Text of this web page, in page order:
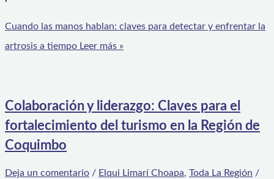
Cuando las manos hablan: claves para detectar y enfrentar la
artrosis a tiempo Leer más »
Colaboración y liderazgo: Claves para el
fortalecimiento del turismo en la Región de
Coquimbo
Deja un comentario / Elqui Limarí Choapa, Toda La Región /